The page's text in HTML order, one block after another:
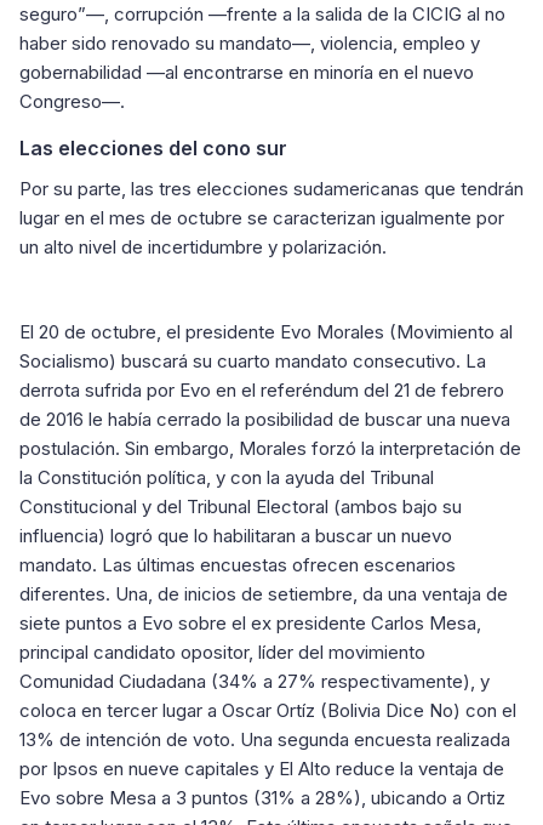
seguro”—, corrupción —frente a la salida de la CICIG al no
haber sido renovado su mandato—, violencia, empleo y
gobernabilidad —al encontrarse en minoría en el nuevo
Congreso—.
Las elecciones del cono sur
Por su parte, las tres elecciones sudamericanas que tendrán
lugar en el mes de octubre se caracterizan igualmente por
un alto nivel de incertidumbre y polarización.
El 20 de octubre, el presidente Evo Morales (Movimiento al
Socialismo) buscará su cuarto mandato consecutivo. La
derrota sufrida por Evo en el referéndum del 21 de febrero
de 2016 le había cerrado la posibilidad de buscar una nueva
postulación. Sin embargo, Morales forzó la interpretación de
la Constitución política, y con la ayuda del Tribunal
Constitucional y del Tribunal Electoral (ambos bajo su
influencia) logró que lo habilitaran a buscar un nuevo
mandato. Las últimas encuestas ofrecen escenarios
diferentes. Una, de inicios de setiembre, da una ventaja de
siete puntos a Evo sobre el ex presidente Carlos Mesa,
principal candidato opositor, líder del movimiento
Comunidad Ciudadana (34% a 27% respectivamente), y
coloca en tercer lugar a Oscar Ortíz (Bolivia Dice No) con el
13% de intención de voto. Una segunda encuesta realizada
por Ipsos en nueve capitales y El Alto reduce la ventaja de
Evo sobre Mesa a 3 puntos (31% a 28%), ubicando a Ortiz